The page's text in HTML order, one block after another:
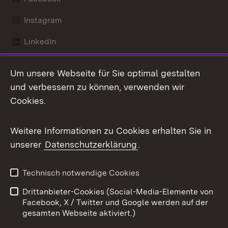
Instagram
LinkedIn
X / Twitter
Youtube
Kontakt
Datenschutz
Barrierefreiheit
Impressum
Cookies
Um unsere Webseite für Sie optimal gestalten
und verbessern zu können, verwenden wir
Cookies.
Weitere Informationen zu Cookies erhalten Sie in
unserer Datenschutzerklärung.
Technisch notwendige Cookies
Drittanbieter-Cookies (Social-Media-Elemente von
Facebook, X / Twitter und Google werden auf der
gesamten Webseite aktiviert.)